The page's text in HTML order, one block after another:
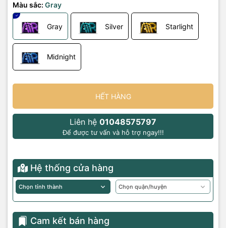
Màu sắc: Gray
Gray Silver Starlight
Midnight
HẾT HÀNG
Liên hệ 01048575797
Để được tư vấn và hỗ trợ ngay!!!
Hệ thống cửa hàng
Cam kết bán hàng